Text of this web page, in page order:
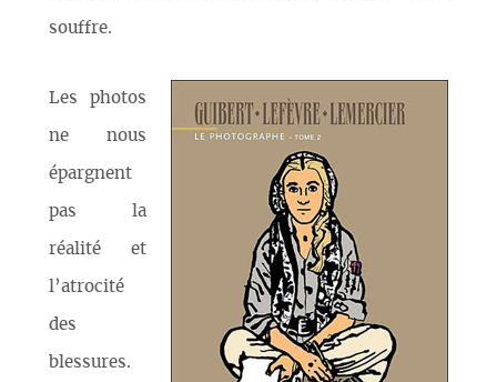
souffre.
Les photos
ne nous
épargnent
pas la
réalité et
l’atrocité
des
blessures.